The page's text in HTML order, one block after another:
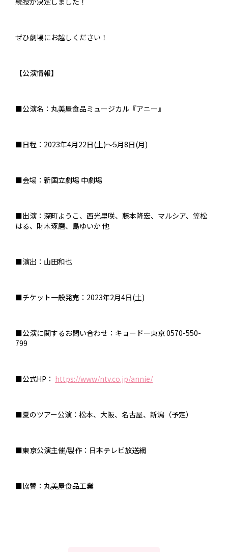
ぜひ劇場にお越しください！
【公演情報】
■公演名：丸美屋食品ミュージカル『アニー』
■日程：2023年4月22日(土)～5月8日(月)
■会場：新国立劇場 中劇場
■出演：深町ようこ、西光里咲、藤本隆宏、マルシア、笠松
はる、財木琢磨、島ゆいか 他
■演出：山田和也
■チケット一般発売：2023年2月4日(土)
■公演に関するお問い合わせ：キョードー東京 0570-550-
799
■公式HP： https://www/ntv.co.jp/annie/
■夏のツアー公演：松本、大阪、名古屋、新潟（予定）
■東京公演主催/製作：日本テレビ放送網
■協賛：丸美屋食品工業